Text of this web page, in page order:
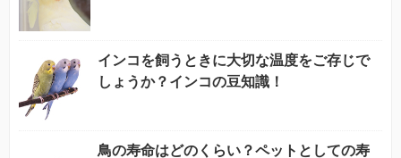
インコを飼うときに大切な温度をご存じで
しょうか？インコの豆知識！
鳥の寿命はどのくらい？ペットとしての寿